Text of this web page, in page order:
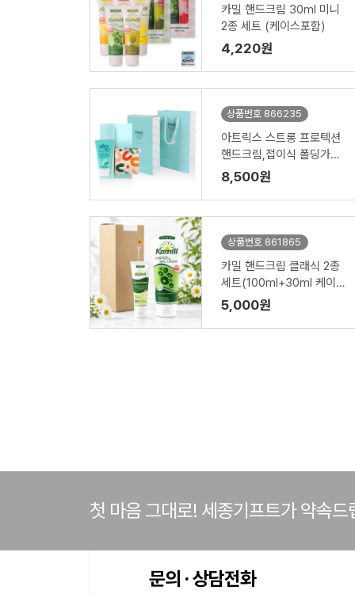
카밀 핸드크림 30ml 미니
2종 세트 (케이스포함)
4,220원
상품번호 866235
아트릭스 스트롱 프로텍션
핸드크림,접이식 폴딩가방
세트
8,500원
상품번호 861865
카밀 핸드크림 클래식 2종
세트(100ml+30ml 케이스
포함)
5,000원
첫 마음 그대로! 세종기프트가 약속드
문의 · 상담전화